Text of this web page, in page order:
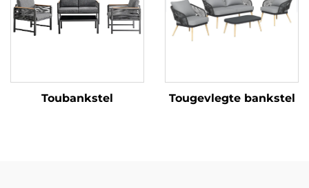
Toubankstel Tougevlegte bankstel